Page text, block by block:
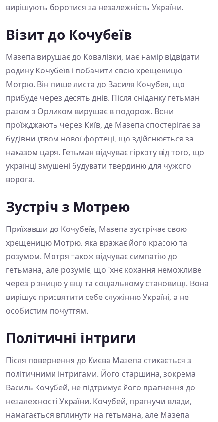
вирішують боротися за незалежність України.
Візит до Кочубеїв
Мазепа вирушає до Ковалівки, має намір відвідати
родину Кочубеїв і побачити свою хрещеницю
Мотрю. Він пише листа до Василя Кочубея, що
прибуде через десять днів. Після сніданку гетьман
разом з Орликом вирушає в подорож. Вони
проїжджають через Київ, де Мазепа спостерігає за
будівництвом нової фортеці, що здійснюється за
наказом царя. Гетьман відчуває гіркоту від того, що
українці змушені будувати твердиню для чужого
ворога.
Зустріч з Мотрею
Приїхавши до Кочубеїв, Мазепа зустрічає свою
хрещеницю Мотрю, яка вражає його красою та
розумом. Мотря також відчуває симпатію до
гетьмана, але розуміє, що їхнє кохання неможливе
через різницю у віці та соціальному становищі. Вона
вирішує присвятити себе служінню Україні, а не
особистим почуттям.
Політичні інтриги
Після повернення до Києва Мазепа стикається з
політичними інтригами. Його старшина, зокрема
Василь Кочубей, не підтримує його прагнення до
незалежності України. Кочубей, прагнучи влади,
намагається вплинути на гетьмана, але Мазепа